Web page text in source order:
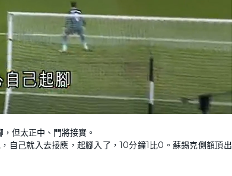
但太正中、門將接實。
自己就入去接應，起腳入了，10分鐘1比0。蘇錫克側額頂出